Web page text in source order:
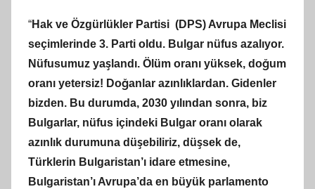
“Hak ve Özgürlükler Partisi (DPS) Avrupa Meclisi
seçimlerinde 3. Parti oldu. Bulgar nüfus azalıyor.
Nüfusumuz yaşlandı. Ölüm oranı yüksek, doğum
oranı yetersiz! Doğanlar azınlıklardan. Gidenler
bizden. Bu durumda, 2030 yılından sonra, biz
Bulgarlar, nüfus içindeki Bulgar oranı olarak
azınlık durumuna düşebiliriz, düşsek de,
Türklerin Bulgaristan’ı idare etmesine,
Bulgaristan’ı Avrupa’da en büyük parlamento